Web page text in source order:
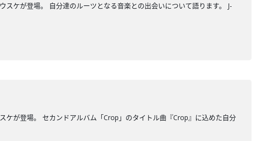
ケが登場。 自分達のルーツとなる音楽との出会いについて語ります。 J-
が登場。 セカンドアルバム「Crop」のタイトル曲『Crop』に込めた自分